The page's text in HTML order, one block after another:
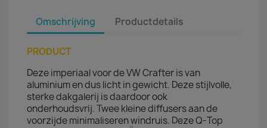
Omschrijving Productdetails
PRODUCT
Deze imperiaal voor de VW Crafter is van
aluminium en dus licht in gewicht. Deze stijlvolle,
sterke dakgalerij is daardoor ook
onderhoudsvrij. Twee kleine diffusers aan de
voorzijde minimaliseren windruis. Deze Q-Top